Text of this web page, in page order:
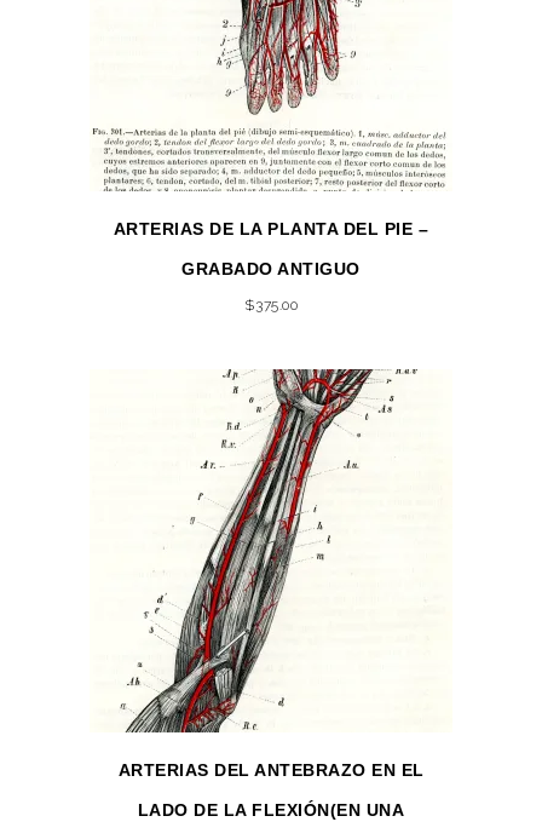
ARTERIAS DE LA PLANTA DEL PIE –
GRABADO ANTIGUO
$375.00
ARTERIAS DEL ANTEBRAZO EN EL
LADO DE LA FLEXIÓN(EN UNA